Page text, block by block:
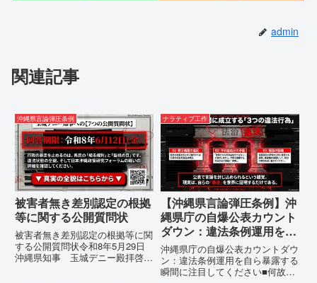
admin
関連記事
沖縄県言論弾圧条例
被害者無き差別認定の根拠
等に関する公開質問状
被害者無き差別認定の根拠等に関
する公開質問状令和8年5月29日
沖縄県知事 玉城デニー殿拝啓貴
ナラティブ工作
【沖縄県言論弾圧条例】沖
縄県庁の自爆公表カウント
ダウン：違法条例運用を自
ら暴露する瞬間に注目して
ください
沖縄県庁の自爆公表カウントダウ
ン：違法条例運用を自ら暴露する
瞬間に注目してください■何故、